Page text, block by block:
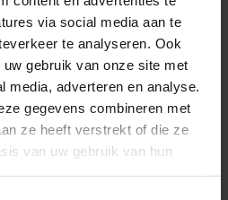
via social media aan te
te analyseren. Ook
gebruik van onze site met
media, adverteren en analyse.
gegevens combineren met
ze heeft verstrekt of die ze
van uw gebruik van hun
ook zijinstromers uit om te
in dienstverlening,
en wil je jezelf
Burgerzaken? Dan kijken
mogelijkheden.